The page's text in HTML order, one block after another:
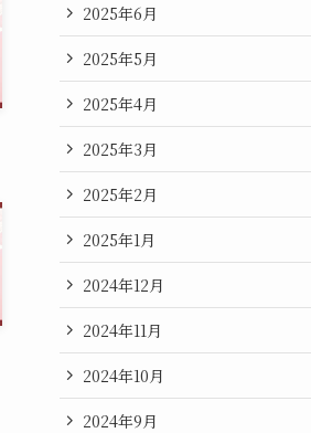
2025年6月
2025年5月
2025年4月
2025年3月
2025年2月
2025年1月
2024年12月
2024年11月
2024年10月
2024年9月